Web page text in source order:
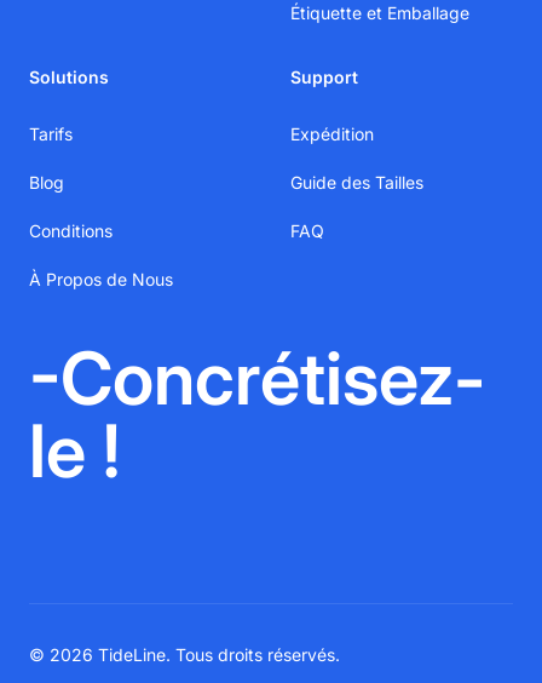
Étiquette et Emballage
Solutions
Tarifs
Blog
Conditions
À Propos de Nous
Support
Expédition
Guide des Tailles
FAQ
-Concrétisez-
le !
© 2026 TideLine. Tous droits réservés.